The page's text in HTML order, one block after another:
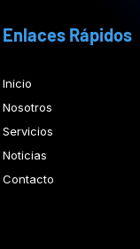
Enlaces Rápidos
Inicio
Nosotros
Servicios
Noticias
Contacto